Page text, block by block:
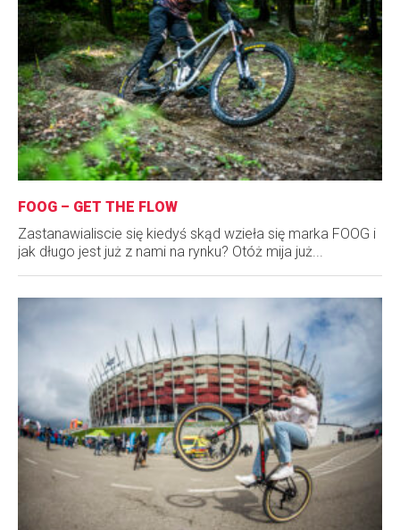
FOOG – GET THE FLOW
Zastanawialiscie się kiedyś skąd wzieła się marka FOOG i
jak długo jest już z nami na rynku? Otóż mija już...